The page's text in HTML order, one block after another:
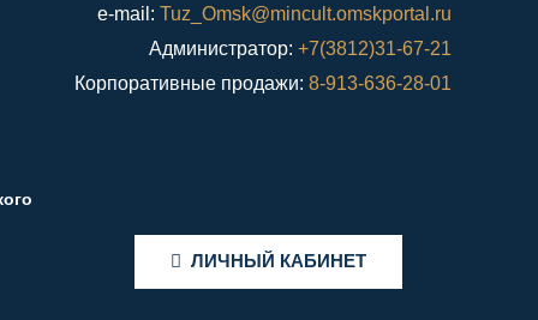
e-mail: Tuz_Omsk@mincult.omskportal.ru
Администратор: +7(3812)31-67-21
Корпоративные продажи: 8-913-636-28-01
ЛИЧНЫЙ КАБИНЕТ